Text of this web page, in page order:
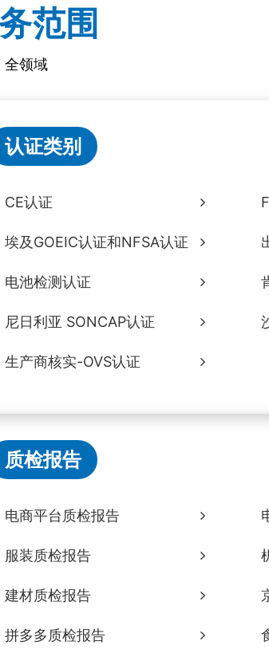
范围
全领域
认证类别
CE认证
埃及GOEIC认证和NFSA认证
电池检测认证
尼日利亚 SONCAP认证
生产商核实-OVS认证
质检报告
电商平台质检报告
服装质检报告
建材质检报告
拼多多质检报告